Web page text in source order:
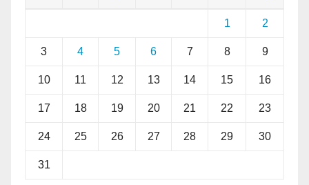
1 2
3 4 5 6 7 8 9
10 11 12 13 14 15 16
17 18 19 20 21 22 23
24 25 26 27 28 29 30
31